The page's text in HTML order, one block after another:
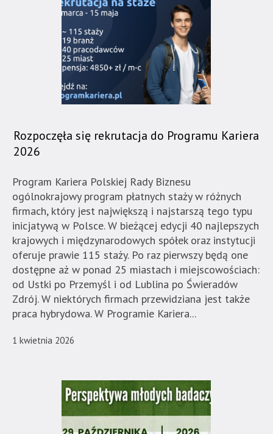
przechodzić
treści,
znajduje
bezpośrednio
pod
wiadomością.
Strona
została
wyposażona
dedykowane
klawiaturowe,
Rozpoczęła się rekrutacja do Programu Kariera
2026
Program Kariera Polskiej Rady Biznesu
ogólnokrajowy program płatnych staży w różnych
firmach, który jest największą i najstarszą tego typu
inicjatywą w Polsce. W bieżącej edycji 40 najlepszych
krajowych i międzynarodowych spółek oraz instytucji
oferuje prawie 115 staży. Po raz pierwszy będą one
dostępne aż w ponad 25 miastach i miejscowościach:
od Ustki po Przemyśl i od Lublina po Świeradów
Zdrój. W niektórych firmach przewidziana jest także
praca hybrydowa. W Programie Kariera...
1 kwietnia 2026